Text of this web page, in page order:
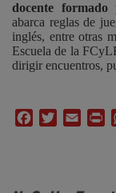
docente
abarca reglas de
inglés, entre otras
Escuela de la
dirigir encuentros,
FacebookTwitterEmail